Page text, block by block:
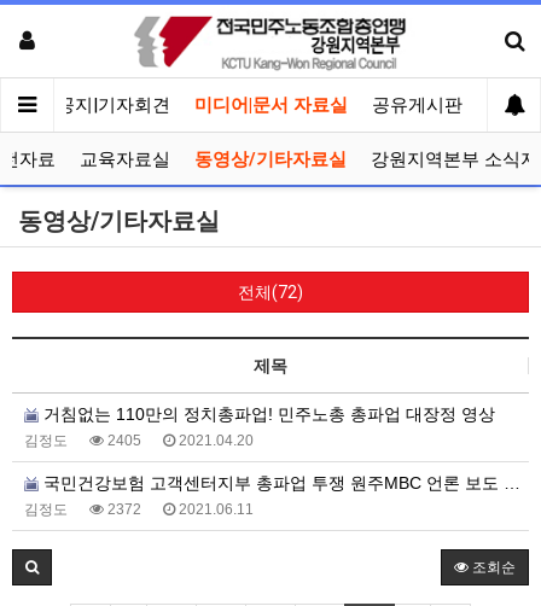
인 공지|기자회견 미디어|문서 자료실 공유게시판 선거
자료 교육자료실 동영상/기타자료실 강원지역본부 소식지
동영상/기타자료실
전체(72)
제목
거침없는 110만의 정치총파업! 민주노총 총파업 대장정 영상
김정도 2405 2021.04.20
국민건강보험 고객센터지부 총파업 투쟁 원주MBC 언론 보도 영상
김정도 2372 2021.06.11
조회순